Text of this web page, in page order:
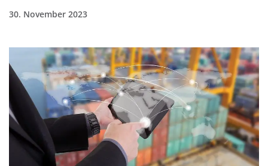
30. November 2023